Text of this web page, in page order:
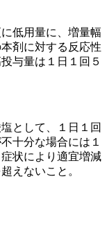
低用量に、増量幅
剤に対する反応性
与量は１日１回５
として、１日１回
十分な場合には１
状により適宜増減
えないこと。